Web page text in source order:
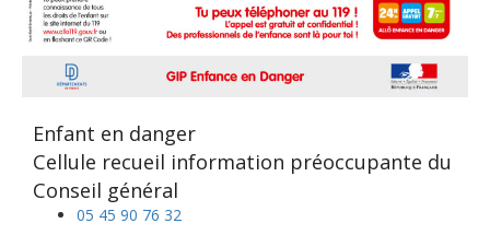
Enfant en danger
Cellule recueil information préoccupante du
Conseil général
05 45 90 76 32